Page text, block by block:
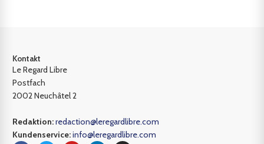
Kontakt
Le Regard Libre
Postfach
2002 Neuchâtel 2
Redaktion:redaction@leregardlibre.com
Kundenservice:info@leregardlibre.com